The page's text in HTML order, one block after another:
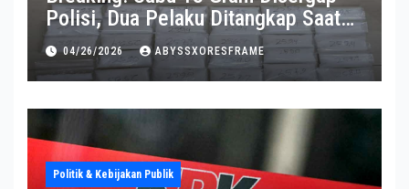
Polisi, Dua Pelaku Ditangkap Saat
Operasi Berlangsung Di Tempat
04/26/2026 ABYSSXORESFRAME
Politik & Kebijakan Publik